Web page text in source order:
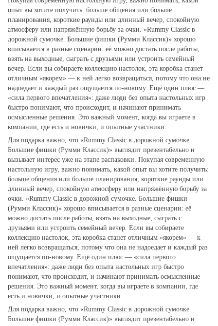
опыт вы хотите получить: больше общения или больше
планирования, короткие раунды или длинный вечер, спокойную
атмосферу или напряжённую борьбу за очки. «Rummy Classic в
дорожной сумочке. Большие фишки (Румми Классик)» хорошо
вписывается в разные сценарии: её можно достать после работы,
взять на выходные, сыграть с друзьями или устроить семейный
вечер. Если вы собираете коллекцию настолок, эта коробка станет
отличным «якорем» — к ней легко возвращаться, потому что она не
надоедает и каждый раз ощущается по‑новому. Ещё один плюс —
«сила первого впечатления»: даже люди без опыта настольных игр
быстро понимают, что происходит, и начинают принимать
осмысленные решения. Это важный момент, когда вы играете в
компании, где есть и новички, и опытные участники.
Для подарка важно, что «Rummy Classic в дорожной сумочке.
Большие фишки (Румми Классик)» выглядит презентабельно и
вызывает интерес уже на этапе распаковки. Покупая современную
настольную игру, важно понимать, какой опыт вы хотите получить:
больше общения или больше планирования, короткие раунды или
длинный вечер, спокойную атмосферу или напряжённую борьбу за
очки. «Rummy Classic в дорожной сумочке. Большие фишки
(Румми Классик)» хорошо вписывается в разные сценарии: её
можно достать после работы, взять на выходные, сыграть с
друзьями или устроить семейный вечер. Если вы собираете
коллекцию настолок, эта коробка станет отличным «якорем» — к
ней легко возвращаться, потому что она не надоедает и каждый раз
ощущается по‑новому. Ещё один плюс — «сила первого
впечатления»: даже люди без опыта настольных игр быстро
понимают, что происходит, и начинают принимать осмысленные
решения. Это важный момент, когда вы играете в компании, где
есть и новички, и опытные участники.
Для подарка важно, что «Rummy Classic в дорожной сумочке.
Большие фишки (Румми Классик)» выглядит презентабельно и